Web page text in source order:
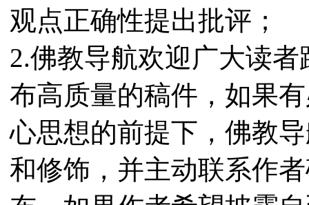
观点正确性提出批评；
2.佛教导航欢迎广大读
布高质量的稿件，如果
心思想的前提下，佛教
和修饰，并主动联系作